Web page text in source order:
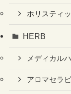
ホリスティ
HERB
メディカル
アロマセラ